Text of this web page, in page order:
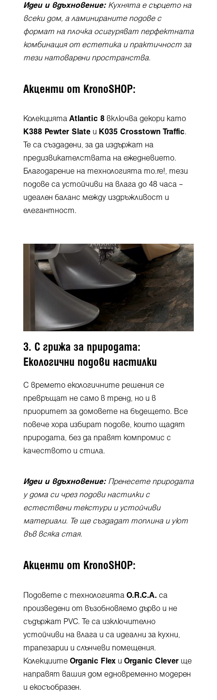
Идеи и вдъхновение: Кухнята е сърцето на
всеки дом, а ламинираните подове с
формат на плочка осигуряват перфектната
комбинация от естетика и практичност за
тези натоварени пространства.
Акценти от KronoSHOP:
Колекцията Atlantic 8 включва декори като
K388 Pewter Slate и K035 Crosstown Traffic.
Те са създадени, за да издържат на
предизвикателствата на ежедневието.
Благодарение на технологията mo.re!, тези
подове са устойчиви на влага до 48 часа –
идеален баланс между издръжливост и
елегантност.
3. С грижа за природата:
Екологични подови настилки
С времето екологичните решения се
превръщат не само в тренд, но и в
приоритет за домовете на бъдещето. Все
повече хора избират подове, които щадят
природата, без да правят компромис с
качеството и стила.
Идеи и вдъхновение: Пренесете природата
у дома си чрез подови настилки с
естествени текстури и устойчиви
материали. Те ще създадат топлина и уют
във всяка стая.
Акценти от KronoSHOP:
Подовете с технологията O.R.C.A. са
произведени от възобновяемо дърво и не
съдържат PVC. Те са изключително
устойчиви на влага и са идеални за кухни,
трапезарии и слънчеви помещения.
Колекциите Organic Flex и Organic Clever ще
направят вашия дом едновременно модерен
и екосъобразен.